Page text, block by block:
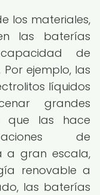
los materiales,
las baterías
de
ejemplo, las
líquidos
grandes
que las hace
de
a gran escala,
renovable a
las baterías